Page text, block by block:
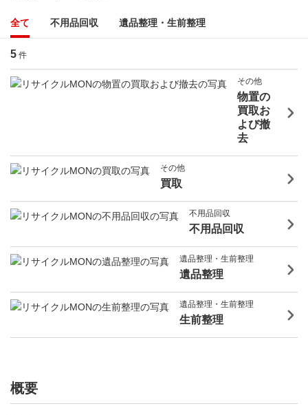
全て 不用品回収 遺品整理・生前整理
5 件
その他
物置の
買取お
よび撤
去
その他
買取
不用品回収
不用品回収
遺品整理・生前整理
遺品整理
遺品整理・生前整理
生前整理
概要